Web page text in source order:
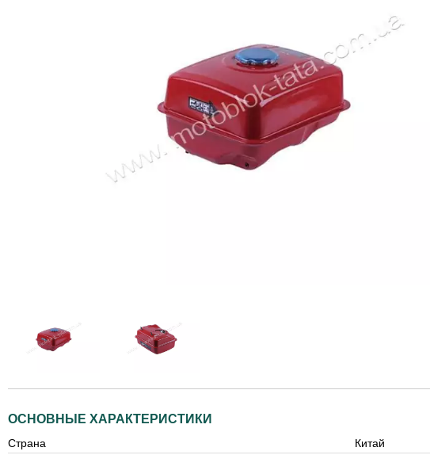
ОСНОВНЫЕ ХАРАКТЕРИСТИКИ
Страна
Китай